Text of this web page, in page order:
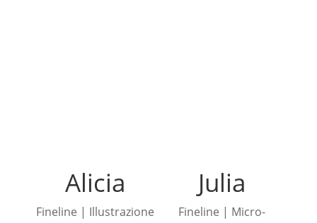
Alicia
Fineline | Illustrazione
Julia
Fineline | Micro-